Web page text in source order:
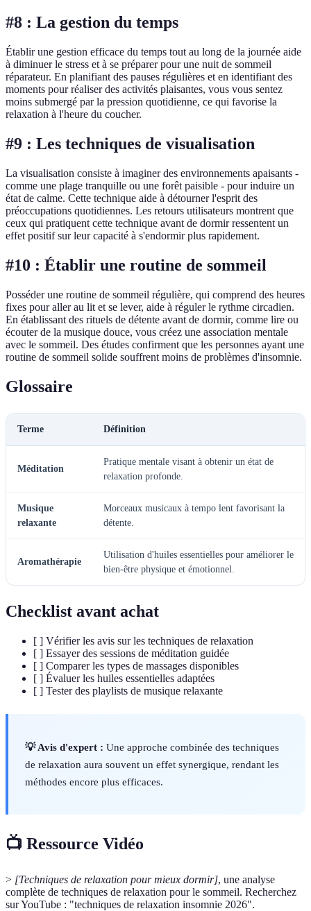
#8 : La gestion du temps
Établir une gestion efficace du temps tout au long de la journée aide
à diminuer le stress et à se préparer pour une nuit de sommeil
réparateur. En planifiant des pauses régulières et en identifiant des
moments pour réaliser des activités plaisantes, vous vous sentez
moins submergé par la pression quotidienne, ce qui favorise la
relaxation à l'heure du coucher.
#9 : Les techniques de visualisation
La visualisation consiste à imaginer des environnements apaisants -
comme une plage tranquille ou une forêt paisible - pour induire un
état de calme. Cette technique aide à détourner l'esprit des
préoccupations quotidiennes. Les retours utilisateurs montrent que
ceux qui pratiquent cette technique avant de dormir ressentent un
effet positif sur leur capacité à s'endormir plus rapidement.
#10 : Établir une routine de sommeil
Posséder une routine de sommeil régulière, qui comprend des heures
fixes pour aller au lit et se lever, aide à réguler le rythme circadien.
En établissant des rituels de détente avant de dormir, comme lire ou
écouter de la musique douce, vous créez une association mentale
avec le sommeil. Des études confirment que les personnes ayant une
routine de sommeil solide souffrent moins de problèmes d'insomnie.
Glossaire
Terme Définition
Méditation
Pratique mentale visant à obtenir un état de
relaxation profonde.
Musique
relaxante
Morceaux musicaux à tempo lent favorisant la
détente.
Aromathérapie
Utilisation d'huiles essentielles pour améliorer le
bien-être physique et émotionnel.
Checklist avant achat
[ ] Vérifier les avis sur les techniques de relaxation
[ ] Essayer des sessions de méditation guidée
[ ] Comparer les types de massages disponibles
[ ] Évaluer les huiles essentielles adaptées
[ ] Tester des playlists de musique relaxante
💡 Avis d'expert : Une approche combinée des techniques
de relaxation aura souvent un effet synergique, rendant les
méthodes encore plus efficaces.
📺 Ressource Vidéo
> [Techniques de relaxation pour mieux dormir], une analyse
complète de techniques de relaxation pour le sommeil. Recherchez
sur YouTube : "techniques de relaxation insomnie 2026".